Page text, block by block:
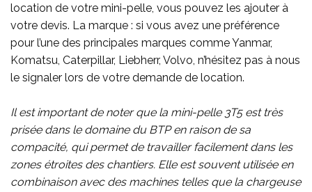
location de votre mini-pelle, vous pouvez les ajouter à
votre devis. La marque : si vous avez une préférence
pour l’une des principales marques comme Yanmar,
Komatsu, Caterpillar, Liebherr, Volvo, n’hésitez pas à nous
le signaler lors de votre demande de location.
Il est important de noter que la mini-pelle 3T5 est très
prisée dans le domaine du BTP en raison de sa
compacité, qui permet de travailler facilement dans les
zones étroites des chantiers. Elle est souvent utilisée en
combinaison avec des machines telles que la chargeuse